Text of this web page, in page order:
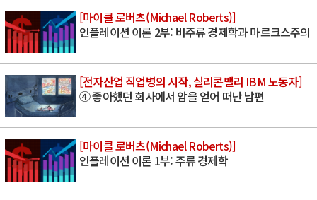
[마이클 로버츠(Michael Roberts)]
인플레이션 이론 2부: 비주류 경제학과 마르크스주의
[전자산업 직업병의 시작, 실리콘밸리 IBM 노동자]
④ 좋아했던 회사에서 암을 얻어 떠난 남편
[마이클 로버츠(Michael Roberts)]
인플레이션 이론 1부: 주류 경제학